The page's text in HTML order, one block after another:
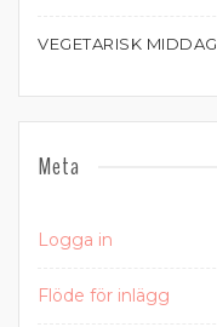
VEGETARISK MIDDAG
Meta
Logga in
Flöde för inlägg